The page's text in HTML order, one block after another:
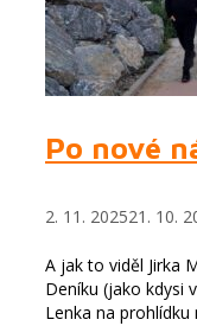
Po nové
2. 11. 202521. 10.
A jak to viděl Jirka
Deníku (jako kdysi
Lenka na prohlídku